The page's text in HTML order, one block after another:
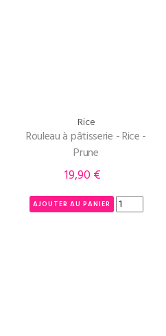
Rice
Rouleau à pâtisserie - Rice -
Prune
Prix
19,90 €
AJOUTER AU PANIER